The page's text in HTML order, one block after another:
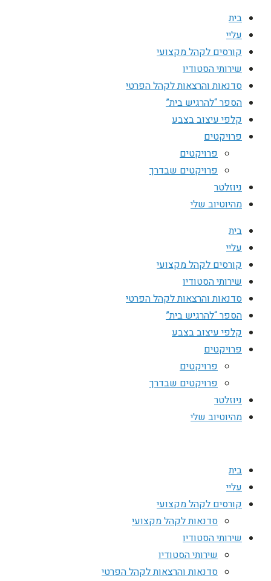
בית
עליי
קורסים לקהל מקצועי
שירותי הסטודיו
סדנאות והרצאות לקהל הפרטי
הספר “להרגיש בית”
קלפי עיצוב בצבע
פרויקטים
פרויקטים
פרויקטים שבדרך
ניוזלטר
מהיוטיוב שלי
בית
עליי
קורסים לקהל מקצועי
שירותי הסטודיו
סדנאות והרצאות לקהל הפרטי
הספר “להרגיש בית”
קלפי עיצוב בצבע
פרויקטים
פרויקטים
פרויקטים שבדרך
ניוזלטר
מהיוטיוב שלי
בית
עליי
קורסים לקהל מקצועי
סדנאות לקהל מקצועי
שירותי הסטודיו
שירותי הסטודיו
סדנאות והרצאות לקהל הפרטי